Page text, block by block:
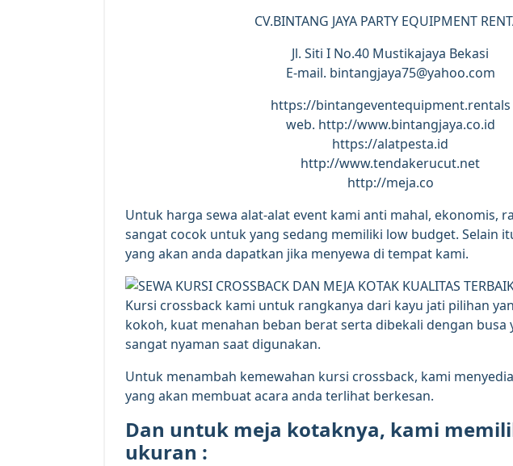
CV.BINTANG JAYA PARTY EQUIPMENT
Jl. Siti I No.40 Mustikajaya Bekasi
E-mail. bintangjaya75@yahoo.com
https://bintangeventequipment.rentals
web. http://www.bintangjaya.co.id
https://alatpesta.id
http://www.tendakerucut.net
http://meja.co
Untuk harga sewa alat-alat event kami anti mahal, ekonomis,
sangat cocok untuk yang sedang memiliki low budget. Selain
yang akan anda dapatkan jika menyewa di tempat kami.
Kursi crossback kami untuk rangkanya dari kayu jati pilihan
kokoh, kuat menahan beban berat serta dibekali dengan busa
sangat nyaman saat digunakan.
Untuk menambah kemewahan kursi crossback, kami
yang akan membuat acara anda terlihat berkesan.
Dan untuk meja kotaknya, kami
ukuran :